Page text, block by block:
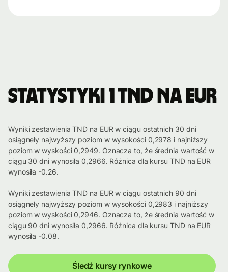
Statystyki 1 TND na EUR
Wyniki zestawienia TND na EUR w ciągu ostatnich 30 dni
osiągneły najwyższy poziom w wysokości 0,2978 i najniższy
poziom w wyskości 0,2949. Oznacza to, że średnia wartość w
ciągu 30 dni wynosiła 0,2966. Różnica dla kursu TND na EUR
wynosiła -0.26.
Wyniki zestawienia TND na EUR w ciągu ostatnich 90 dni
osiągneły najwyższy poziom w wysokości 0,2983 i najniższy
poziom w wyskości 0,2946. Oznacza to, że średnia wartość w
ciągu 90 dni wynosiła 0,2966. Różnica dla kursu TND na EUR
wynosiła -0.08.
Śledź kursy rynkowe